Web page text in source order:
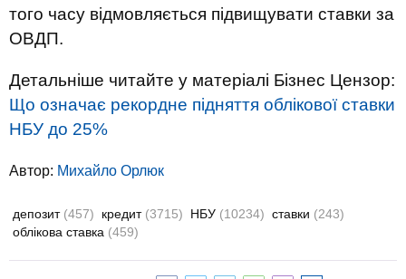
того часу відмовляється підвищувати ставки за
ОВДП.
Детальніше читайте у матеріалі Бізнес Цензор:
Що означає рекордне підняття облікової ставки
НБУ до 25%
Автор: Михайло Орлюк
депозит (457) кредит (3715) НБУ (10234) ставки (243)
облікова ставка (459)